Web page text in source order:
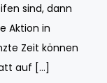
sind, dann
Aktion in
Zeit können
auf […]